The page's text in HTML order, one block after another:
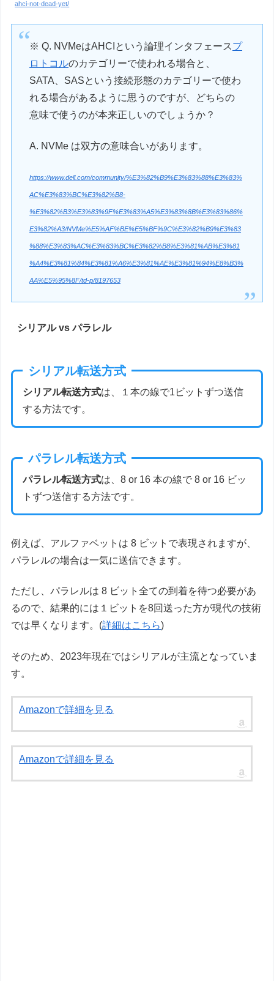
ahci-not-dead-yet/
※ Q. NVMeはAHCIという論理インタフェースプ
ロトコルのカテゴリーで使われる場合と、
SATA、SASという接続形態のカテゴリーで使わ
れる場合があるように思うのですが、どちらの
意味で使うのが本来正しいのでしょうか？
A. NVMe は双方の意味合いがあります。
https://www.dell.com/community/%E3%82%B9%E3%83%88%E3%83%
AC%E3%83%BC%E3%82%B8-
%E3%82%B3%E3%83%9F%E3%83%A5%E3%83%8B%E3%83%86%
E3%82%A3/NVMe%E5%AF%BE%E5%BF%9C%E3%82%B9%E3%83
%88%E3%83%AC%E3%83%BC%E3%82%B8%E3%81%AB%E3%81
%A4%E3%81%84%E3%81%A6%E3%81%AE%E3%81%94%E8%B3%
AA%E5%95%8F/td-p/8197653
シリアル vs パラレル
シリアル転送方式
シリアル転送方式は、１本の線で1ビットずつ送信
する方法です。
パラレル転送方式
パラレル転送方式は、8 or 16 本の線で 8 or 16 ビッ
トずつ送信する方法です。
例えば、アルファベットは 8 ビットで表現されますが、
パラレルの場合は一気に送信できます。
ただし、パラレルは 8 ビット全ての到着を待つ必要があ
るので、結果的には１ビットを8回送った方が現代の技術
では早くなります。(詳細はこちら)
そのため、2023年現在ではシリアルが主流となっていま
す。
Amazonで詳細を見る
Amazonで詳細を見る